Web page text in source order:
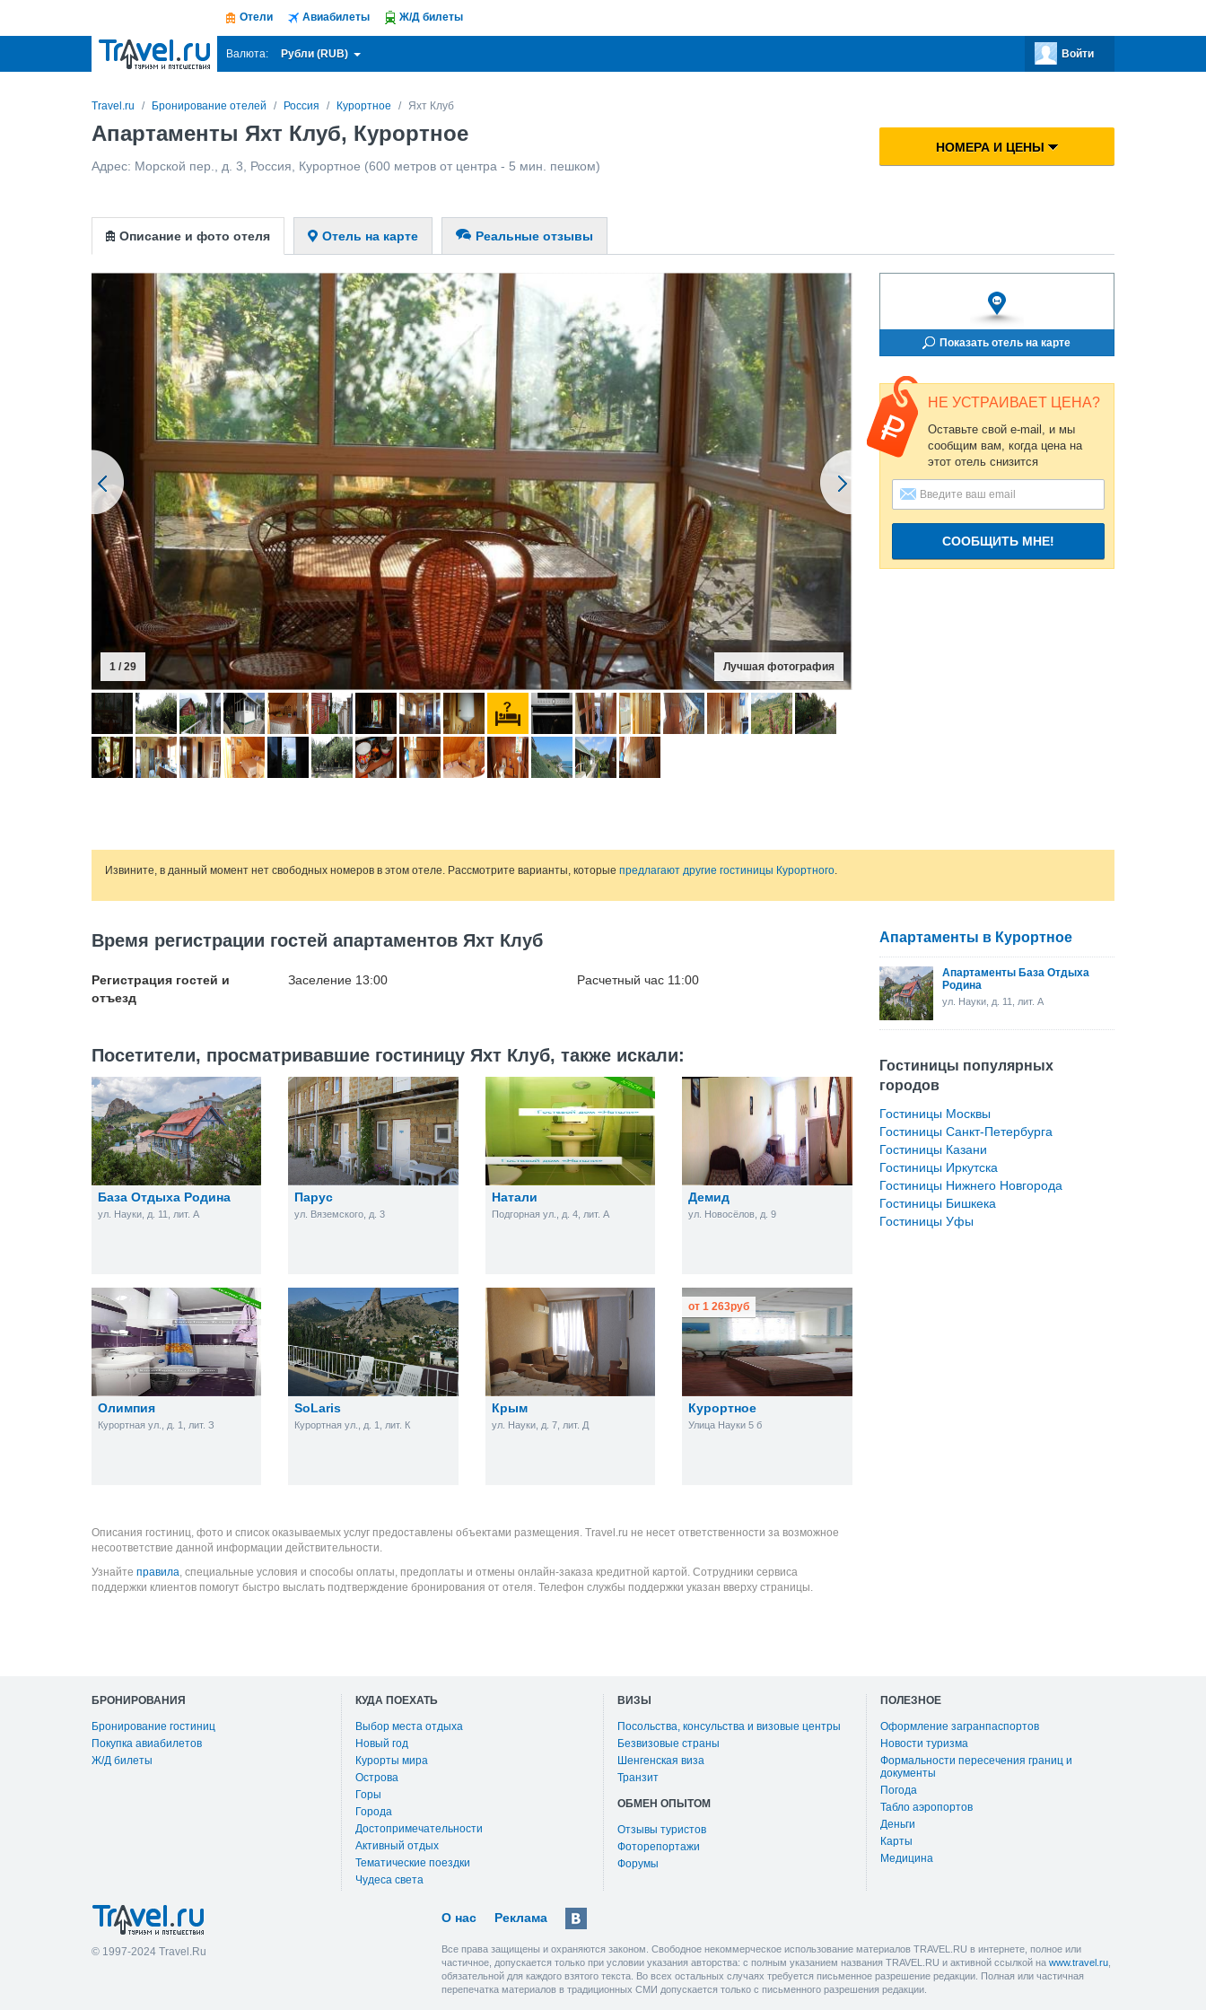
Отели Авиабилеты Ж/Д билеты
Валюта: Рубли (RUB) Войти
Travel.ru Бронирование отелей Россия Курортное Яхт Клуб
Апартаменты Яхт Клуб, Курортное
Адрес: Морской пер., д. 3 Россия Курортное (600 метров от центра - 5 мин. пешком)
НОМЕРА И ЦЕНЫ
Описание и фото отеля Отель на карте Реальные отзывы
1 / 29 Лучшая фотография
Показать отель на карте
НЕ УСТРАИВАЕТ ЦЕНА?
Оставьте свой e-mail, и мы
сообщим вам, когда цена на
этот отель снизится
СООБЩИТЬ МНЕ!
Извините, в данный момент нет свободных номеров в этом отеле. Рассмотрите варианты, которые предлагают другие гостиницы Курортного.
Время регистрации гостей апартаментов Яхт Клуб
Регистрация гостей и
отъезд
Заселение 13:00 Расчетный час 11:00
Посетители, просматривавшие гостиницу Яхт Клуб, также искали:
База Отдыха Родина
ул. Науки, д. 11, лит. А
Парус
ул. Вяземского, д. 3
Натали
Подгорная ул., д. 4, лит. А
Демид
ул. Новосёлов, д. 9
Олимпия
Курортная ул., д. 1, лит. З
SoLaris
Курортная ул., д. 1, лит. К
Крым
ул. Науки, д. 7, лит. Д
Курортное
Улица Науки 5 б
от1 263руб
Описания гостиниц, фото и список оказываемых услуг предоставлены объектами размещения. Travel.ru не несет ответственности за возможное
несоответствие данной информации действительности.
Узнайте правила, специальные условия и способы оплаты, предоплаты и отмены онлайн-заказа кредитной картой. Сотрудники сервиса
поддержки клиентов помогут быстро выслать подтверждение бронирования от отеля. Телефон службы поддержки указан вверху страницы.
Апартаменты в Курортное
Апартаменты База Отдыха
Родина
ул. Науки, д. 11, лит. А
Гостиницы популярных
городов
Гостиницы Москвы
Гостиницы Санкт-Петербурга
Гостиницы Казани
Гостиницы Иркутска
Гостиницы Нижнего Новгорода
Гостиницы Бишкека
Гостиницы Уфы
БРОНИРОВАНИЯ
Бронирование гостиниц
Покупка авиабилетов
Ж/Д билеты
КУДА ПОЕХАТЬ
Выбор места отдыха
Новый год
Курорты мира
Острова
Горы
Города
Достопримечательности
Активный отдых
Тематические поездки
Чудеса света
ВИЗЫ
Посольства, консульства и визовые центры
Безвизовые страны
Шенгенская виза
Транзит
ОБМЕН ОПЫТОМ
Отзывы туристов
Фоторепортажи
Форумы
ПОЛЕЗНОЕ
Оформление загранпаспортов
Новости туризма
Формальности пересечения границ и
документы
Погода
Табло аэропортов
Деньги
Карты
Медицина
© 1997-2024 Travel.Ru
О нас Реклама
Все права защищены и охраняются законом. Свободное некоммерческое использование материалов TRAVEL.RU в интернете, полное или
частичное, допускается только при условии указания авторства: с полным указанием названия TRAVEL.RU и активной ссылкой на www.travel.ru
обязательной для каждого взятого текста. Во всех остальных случаях требуется письменное разрешение редакции. Полная или частичная
перепечатка материалов в традиционных СМИ допускается только с письменного разрешения редакции.